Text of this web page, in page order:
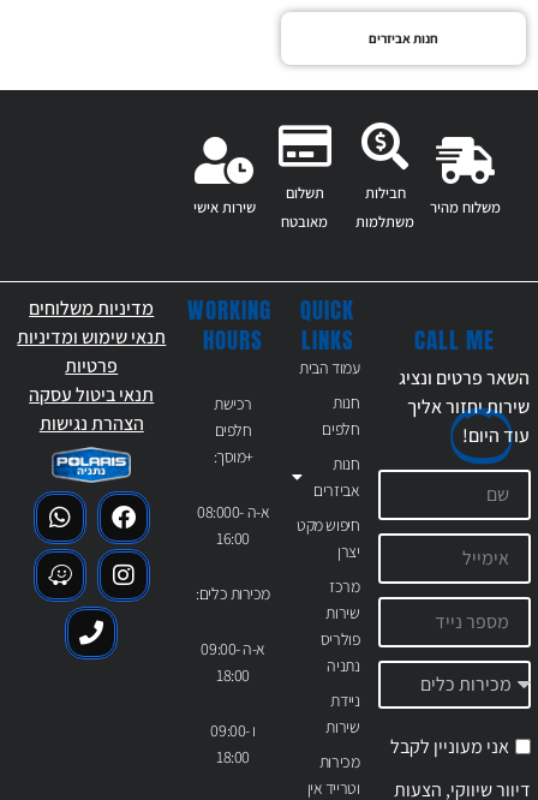
חנות אביזרים
משלוח מהיר
חבילות
משתלמות
תשלום
מאובטח
שירות אישי
QUICK
LINKS
עמוד הבית
חנות
חלפים
חנות
אביזרים
חיפוש מקט
יצרן
מרכז
שירות
פולריס
נתניה
ניידת
שירות
מכירות
וטרייד אין
WORKING
HOURS
רכישת
חלפים
+מוסך:
א-ה 08:000-
16:00
מכירות כלים:
א-ה 09:00-
18:00
ו 09:00-
18:00
CALL ME
השאר פרטים ונציג
שירות יחזור אליך
עודהיום!
אני מעוניין לקבל
דיוור שיווקי, הצעות
מדיניות משלוחים
תנאי שימוש ומדיניות
פרטיות
תנאי ביטול עסקה
הצהרת נגישות